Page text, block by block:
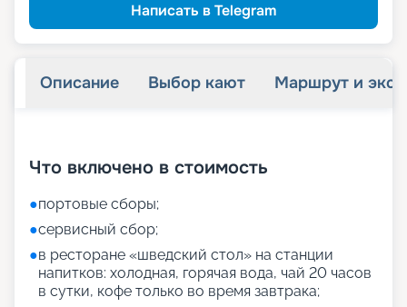
Написать в Telegram
Описание Выбор кают Маршрут и
Что включено в стоимость
●портовые сборы;
●сервисный сбор;
●в ресторане «шведский стол» на станции
напитков: холодная, горячая вода, чай 20 часов
в сутки, кофе только во время завтрака;